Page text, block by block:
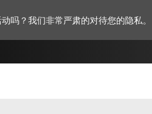
吗？我们非常严肃的对待您的隐私